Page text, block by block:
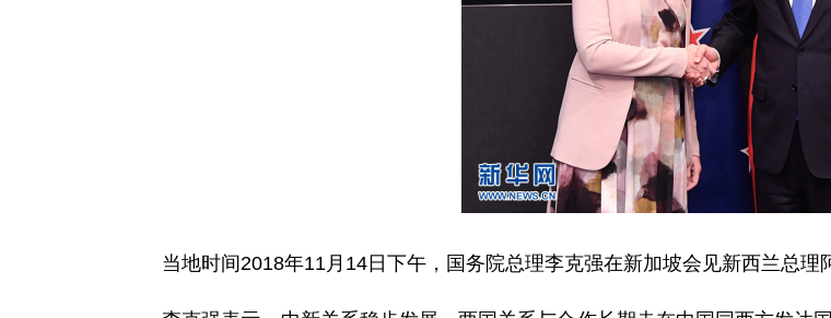
当地时间2018年11月14日下午，国务院总理李克强在新加坡会见新西兰总理